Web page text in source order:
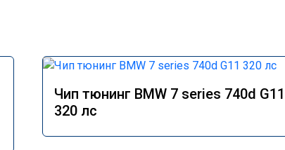
Чип тюнинг BMW 7 series 740d G11
320 лс